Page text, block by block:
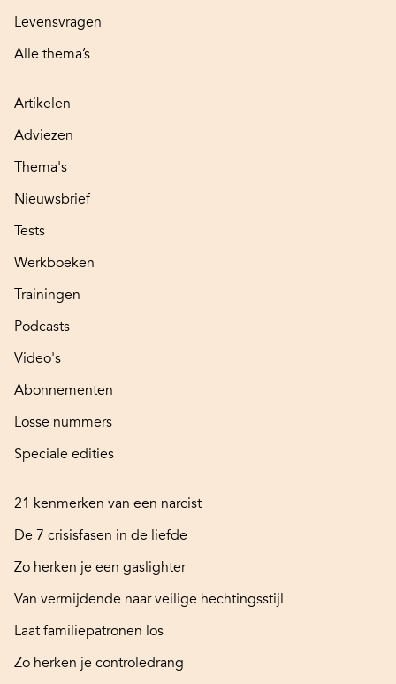
Levensvragen
Alle thema’s
Artikelen
Adviezen
Thema's
Nieuwsbrief
Tests
Werkboeken
Trainingen
Podcasts
Video's
Abonnementen
Losse nummers
Speciale edities
21 kenmerken van een narcist
De 7 crisisfasen in de liefde
Zo herken je een gaslighter
Van vermijdende naar veilige hechtingsstijl
Laat familiepatronen los
Zo herken je controledrang